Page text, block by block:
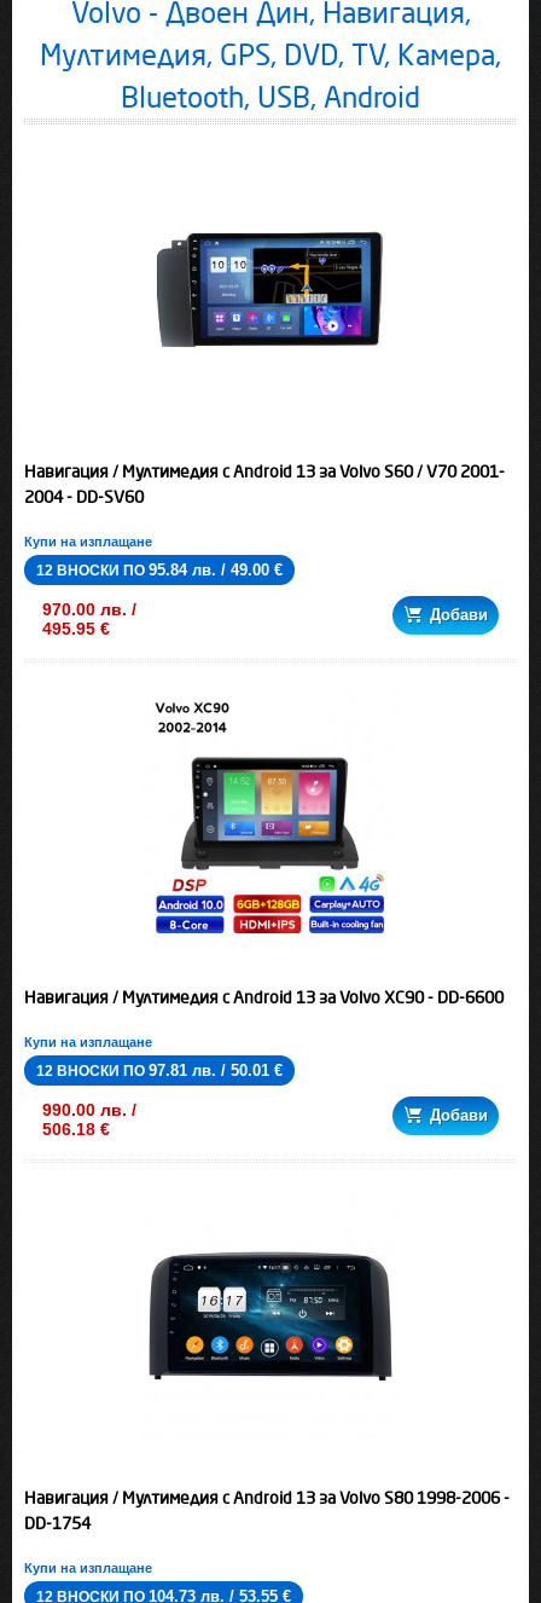
Volvo - Двоен Дин, Навигация,
Мултимедия, GPS, DVD, TV, Камера,
Bluetooth, USB, Android
Навигация / Мултимедия с Android 13 за Volvo S60 / V70 2001-
2004 - DD-SV60
Купи на изплащане
12 ВНОСКИ ПО 95.84 лв. / 49.00 €
970.00 лв. /
495.95 €
Добави
Навигация / Мултимедия с Android 13 за Volvo XC90 - DD-6600
Купи на изплащане
12 ВНОСКИ ПО 97.81 лв. / 50.01 €
990.00 лв. /
506.18 €
Добави
Навигация / Мултимедия с Android 13 за Volvo S80 1998-2006 -
DD-1754
Купи на изплащане
12 ВНОСКИ ПО 104.73 лв. / 53.55 €